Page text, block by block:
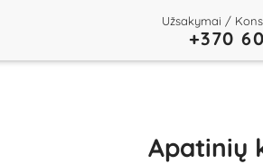
Užsakymai /
+370
Apatinių